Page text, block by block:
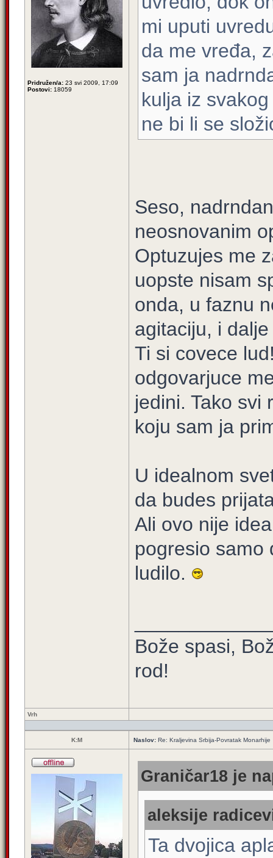
Pridružen/a: 23 svi 2009, 17:09
Postovi: 18059
mi uputi
da me vređa,
sam ja
kulja iz
ne bi li se
Seso,
neosnovanim
Optuzujes me
uopste nisam
onda, u faznu
agitaciju, i
Ti si covece
odgovarjuce
jedini. Tako svi
koju sam ja
U idealnom
da budes
Ali ovo nije
pogresio samo
ludilo.
Bože spasi,
rod!
Vrh
K:M Naslov: Re: Kraljevina Srbija-Povratak Monarhije
Graničar18 je
aleksije
Ta dvojica